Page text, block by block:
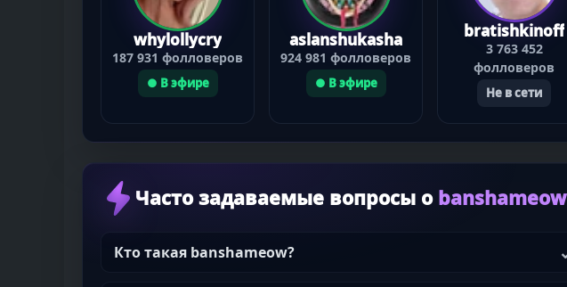
whylollycry
187 931 фолловеров
● В эфире
aslanshukasha
924 981 фолловеров
● В эфире
bratishkinoff
3 763 452
фолловеров
Не в сети
Часто задаваемые вопросы о banshameow
Кто такая banshameow?